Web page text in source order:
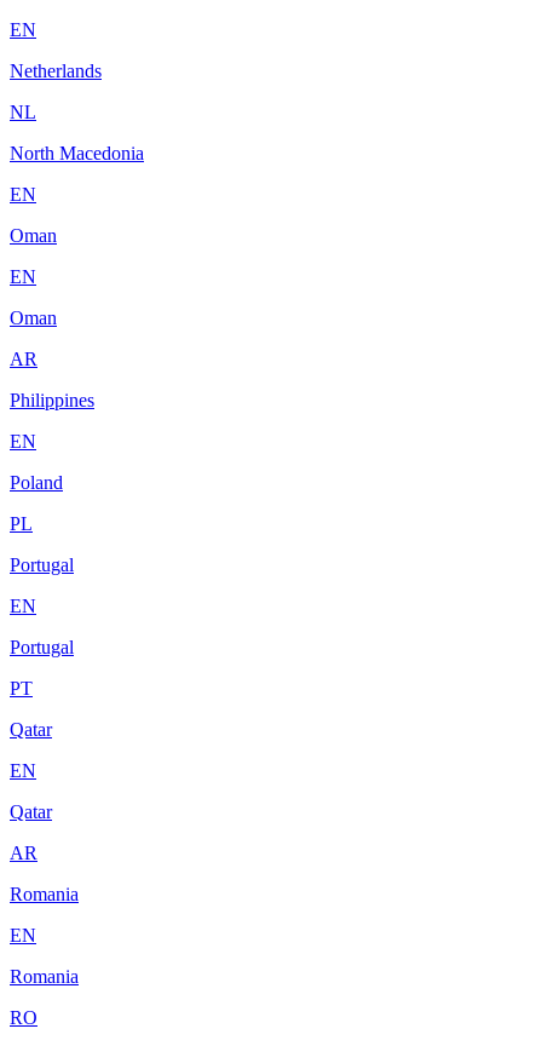
EN
Netherlands
NL
North Macedonia
EN
Oman
EN
Oman
AR
Philippines
EN
Poland
PL
Portugal
EN
Portugal
PT
Qatar
EN
Qatar
AR
Romania
EN
Romania
RO